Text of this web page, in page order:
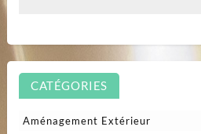
CATÉGORIES
Aménagement Extérieur